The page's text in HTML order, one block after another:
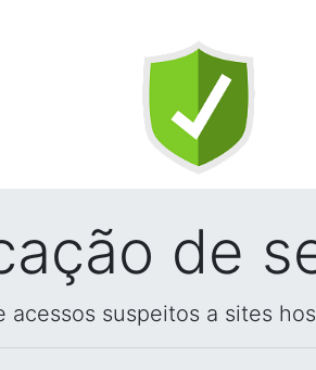
de
suspeitos a sites